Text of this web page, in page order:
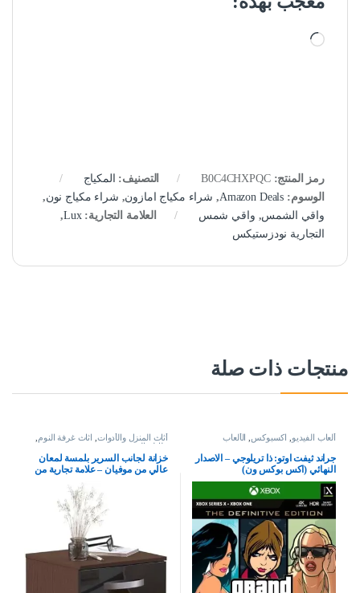
جاري التحميل…
رمز المنتج:B0C4CHXPQC التصنيف: المكياج
الوسوم: Amazon Deals
, شراء مكياج امازون, شراء مكياج نون,
واقي الشمس, واقي شمس العلامة التجارية:Lux
,
التجارية نودزستيكس
منتجات ذات صلة
ألعاب الفيديو, اكسبوكس, الألعاب
جراند ثيفت اوتو: ذا تريلوجي – الاصدار
النهائي (اكس بوكس ون)
أثاث المنزل والأدوات, اثاث غرفة النوم,
طاولة السرير
خزانة لجانب السرير بلمسة لمعان
عالي من موفيان – علامة تجارية من